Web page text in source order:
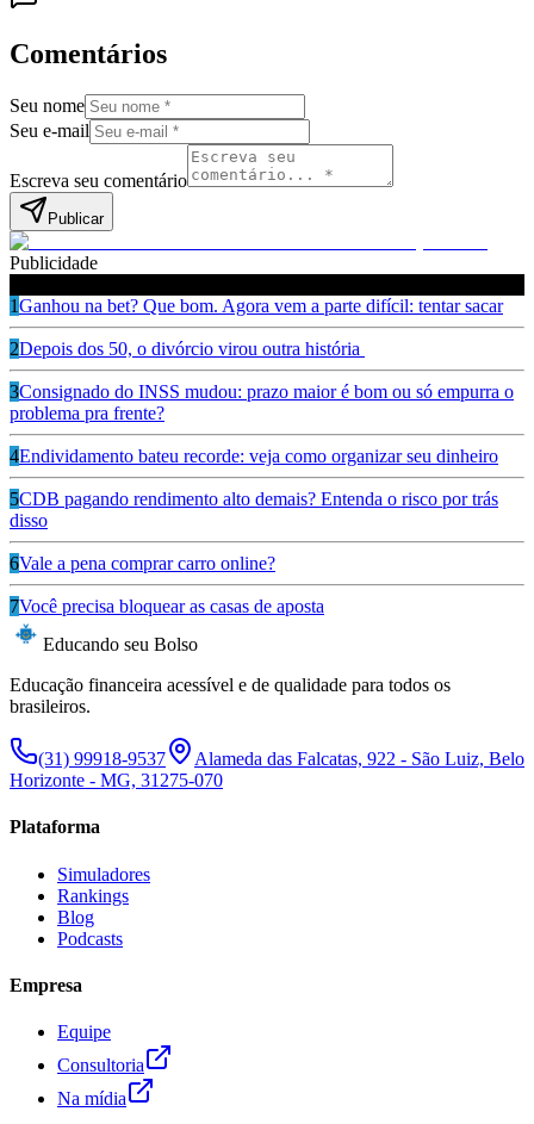
Comentários
Seu nome
Seu e-mail
Escreva seu comentário
Publicar
Publicidade
1Ganhou na bet? Que bom. Agora vem a parte difícil: tentar sacar
2Depois dos 50, o divórcio virou outra história
3Consignado do INSS mudou: prazo maior é bom ou só empurra o
problema pra frente?
4Endividamento bateu recorde: veja como organizar seu dinheiro
5CDB pagando rendimento alto demais? Entenda o risco por trás
disso
6Vale a pena comprar carro online?
7Você precisa bloquear as casas de aposta
Educando seu Bolso
Educação financeira acessível e de qualidade para todos os
brasileiros.
(31) 99918-9537
Alameda das Falcatas, 922 - São Luiz, Belo
Horizonte - MG, 31275-070
Plataforma
Simuladores
Rankings
Blog
Podcasts
Empresa
Equipe
Consultoria
Na mídia